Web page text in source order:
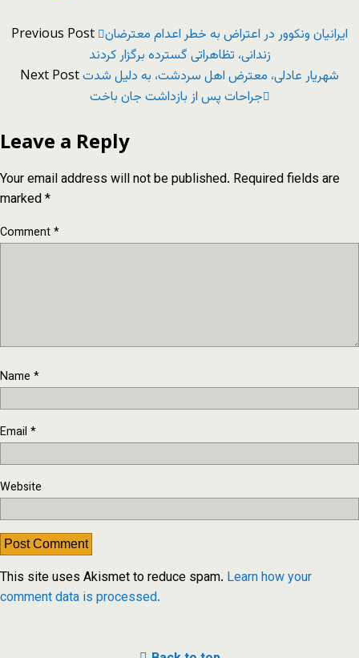
Previous Post ایرانیان ونکوور در اعتراض به خطر اعدام معترضان
زندانی، تظاهراتی گسترده برگزار کردند
Next Postشهریار عادلی، معترض اهل سردشت، به دلیل شدت
جراحات پس از بازداشت جان باخت
Leave a Reply
Your email address will not be published. Required fields are
marked*
Comment*
Name *
Email *
Website
This site uses Akismet to reduce spam. Learn how your
comment data is processed.